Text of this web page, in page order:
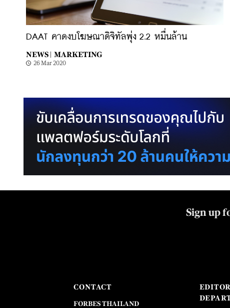
DAAT คาดงบโฆษณาดิจิทัลพุ่ง 2.2 หมื่นล้าน
NEWS | MARKETING
26 Mar 2020
Sign up
CONTACT
FORBES THAILAND